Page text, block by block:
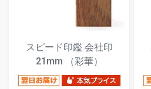
スピード印鑑 会社印
21mm （彩華）